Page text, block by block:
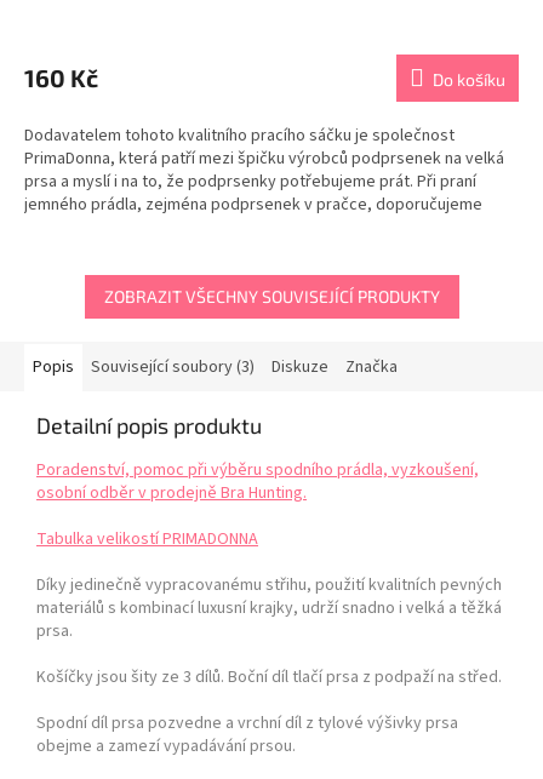
produktu
je
z
5
hvězdiček.
160 Kč Do košíku
Dodavatelem tohoto kvalitního pracího sáčku je společnost
PrimaDonna, která patří mezi špičku výrobců podprsenek na velká
prsa a myslí i na to, že podprsenky potřebujeme prát. Při praní
jemného prádla, zejména podprsenek v pračce, doporučujeme
ZOBRAZIT VŠECHNY SOUVISEJÍCÍ PRODUKTY
Popis Související soubory (3) Diskuze Značka
Detailní popis produktu
Poradenství, pomoc při výběru spodního prádla, vyzkoušení,
osobní odběr v prodejně Bra Hunting.
Tabulka velikostí PRIMADONNA
Díky jedinečně vypracovanému střihu, použití kvalitních pevných
materiálů s kombinací luxusní krajky, udrží snadno i velká a těžká
prsa.
Košíčky jsou šity ze 3 dílů. Boční díl tlačí prsa z podpaží na střed.
Spodní díl prsa pozvedne a vrchní díl z tylové výšivky prsa
obejme a zamezí vypadávání prsou.